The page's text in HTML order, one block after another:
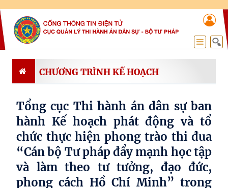
CHƯƠNG TRÌNH KẾ HOẠCH
Tổng cục Thi hành án dân sự ban
hành Kế hoạch phát động và tổ
chức thực hiện phong trào thi đua
“Cán bộ Tư pháp đẩy mạnh học tập
và làm theo tư tưởng, đạo đức,
phong cách Hồ Chí Minh” trong